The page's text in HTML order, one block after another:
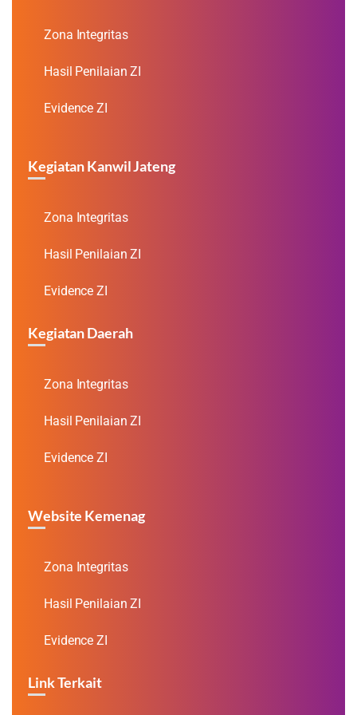
Zona Integritas
Hasil Penilaian ZI
Evidence ZI
Kegiatan Kanwil Jateng
Zona Integritas
Hasil Penilaian ZI
Evidence ZI
Kegiatan Daerah
Zona Integritas
Hasil Penilaian ZI
Evidence ZI
Website Kemenag
Zona Integritas
Hasil Penilaian ZI
Evidence ZI
Link Terkait